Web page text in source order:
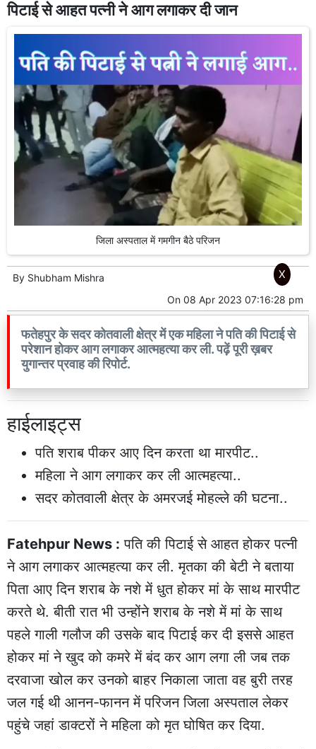
पिटाई से आहत पत्नी ने आग लगाकर दी जान
जिला अस्पताल में गमगीन बैठे परिजन
By Shubham Mishra
On 08 Apr 2023 07:16:28 pm
फतेहपुर के सदर कोतवाली क्षेत्र में एक महिला ने पति की पिटाई से
परेशान होकर आग लगाकर आत्महत्या कर ली. पढ़ें पूरी ख़बर
युगान्तर प्रवाह की रिपोर्ट.
हाईलाइट्स
पति शराब पीकर आए दिन करता था मारपीट..
महिला ने आग लगाकर कर ली आत्महत्या..
सदर कोतवाली क्षेत्र के अमरजई मोहल्ले की घटना..
Fatehpur News : पति की पिटाई से आहत होकर पत्नी
ने आग लगाकर आत्महत्या कर ली. मृतका की बेटी ने बताया
पिता आए दिन शराब के नशे में धुत होकर मां के साथ मारपीट
करते थे. बीती रात भी उन्होंने शराब के नशे में मां के साथ
पहले गाली गलौज की उसके बाद पिटाई कर दी इससे आहत
होकर मां ने खुद को कमरे में बंद कर आग लगा ली जब तक
दरवाजा खोल कर उनको बाहर निकाला जाता वह बुरी तरह
जल गई थी आनन-फानन में परिजन जिला अस्पताल लेकर
पहुंचे जहां डाक्टरों ने महिला को मृत घोषित कर दिया.
X